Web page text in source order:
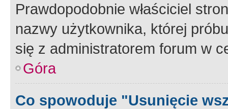
Prawdopodobnie właściciel
nazwy użytkownika, której
się z administratorem forum w
Góra
Co spowoduje "Usunięcie